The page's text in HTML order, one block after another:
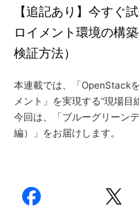
【追記あり】今すぐ
ロイメント環境の構
検証方法）
本連載では、「OpenStack
メント」を実現する“現場目
今回は、「ブルーグリーン
編）」をお届けします。